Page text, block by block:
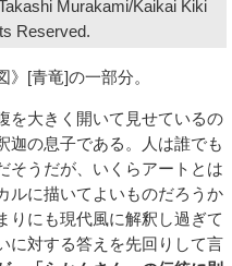
Murakami/Kaikai Kiki
Reserved.
[青竜]の一部分。
大きく開いて見せているの
迦の息子である。人は誰でも
そうだが、いくらアートとは
ルに描いてよいものだろうか
りにも現代風に解釈し過ぎて
に対する答えを先回りして言